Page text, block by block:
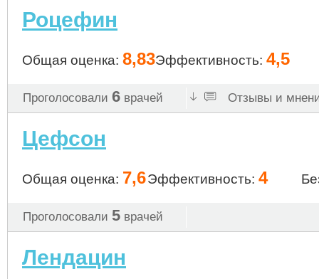
Роцефин
Общая оценка: 8,83Эффективность: 4,5
Проголосовали 6 врачей Отзывы и
Цефсон
Общая оценка: 7,6Эффективность: 4
Проголосовали 5 врачей
Лендацин